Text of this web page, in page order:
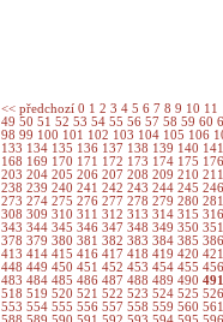
<< předchozí 0 1 2 3 4 5 6 7 8 9 10 11
49 50 51 52 53 54 55 56 57 58 59 60
98 99 100 101 102 103 104 105 106
133 134 135 136 137 138 139 140
168 169 170 171 172 173 174 175
203 204 205 206 207 208 209 210
238 239 240 241 242 243 244 245
273 274 275 276 277 278 279 280
308 309 310 311 312 313 314 315
343 344 345 346 347 348 349 350
378 379 380 381 382 383 384 385
413 414 415 416 417 418 419 420
448 449 450 451 452 453 454 455
483 484 485 486 487 488 489 490
518 519 520 521 522 523 524 525
553 554 555 556 557 558 559 560